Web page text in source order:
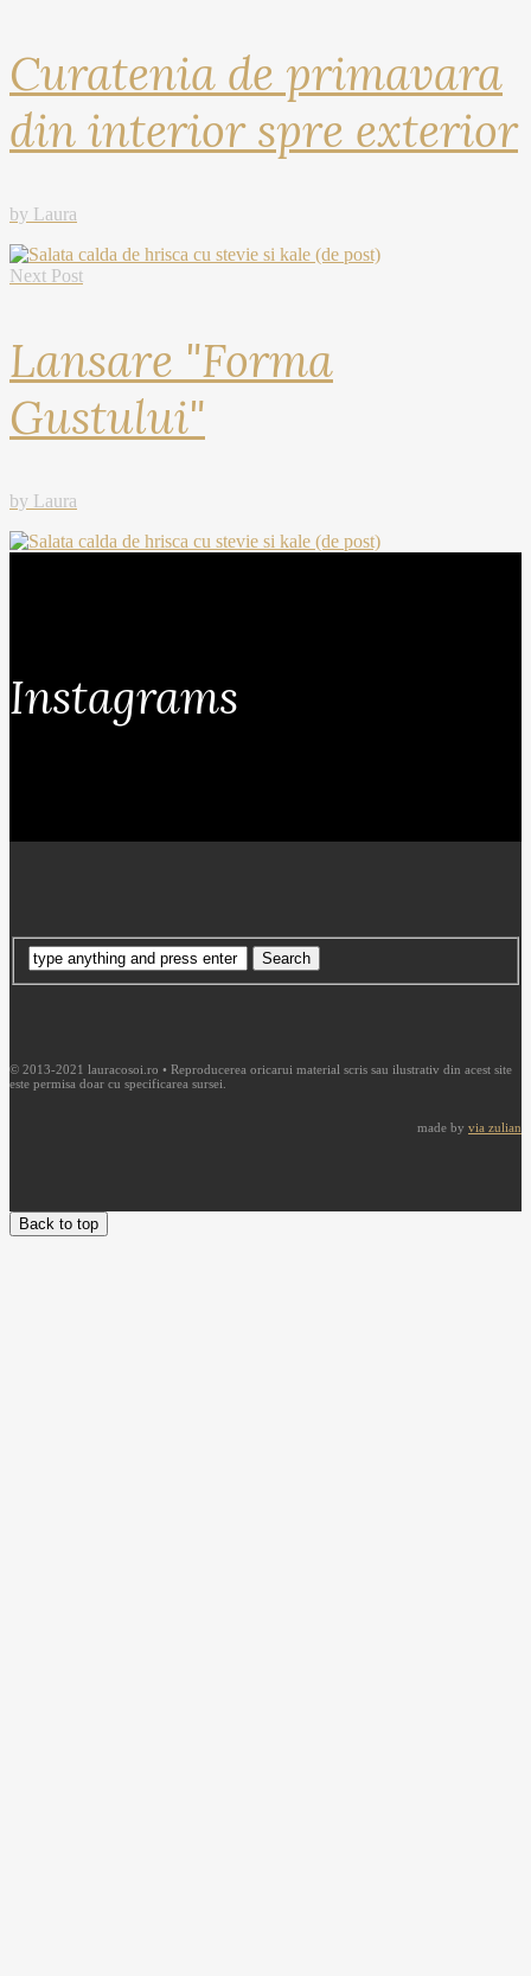
Curatenia de primavara
din interior spre exterior
by Laura
Next Post
Lansare "Forma
Gustului"
by Laura
Instagrams
© 2013-2021 lauracosoi.ro • Reproducerea oricarui material scris sau ilustrativ din acest site
este permisa doar cu specificarea sursei.
made by via zulian
Back to top